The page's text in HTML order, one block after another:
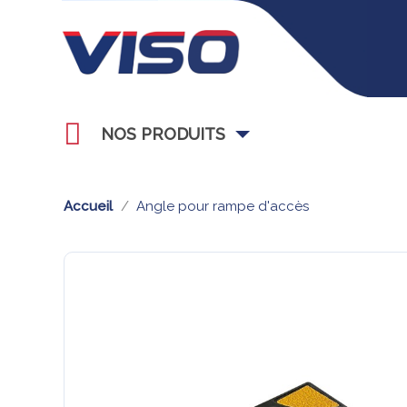
NOS PRODUITS
Accueil Angle pour rampe d'accès